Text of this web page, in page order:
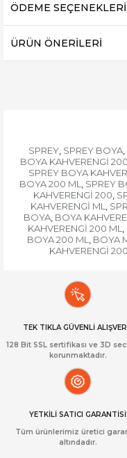
ÖDEME SEÇENEKLERI
ÜRÜN ÖNERILERI
SPREY, SPREY BOYA,
BOYA KAHVERENGİ 200
SPREY BOYA
BOYA 200 ML
SPREY
KAHVERENGİ 200
KAHVERENGİ ML
BOYA BOYA
KAHVERENGİ 200 ML
BOYA 200 ML BOYA
KAHVERENGİ
TEK TIKLA GÜVENLİ
128 Bit SSL sertifikası ve 3D
korunmaktadır.
YETKİLİ SATICI GARANTİSİ
Tüm ürünlerimiz üretici
altındadır.